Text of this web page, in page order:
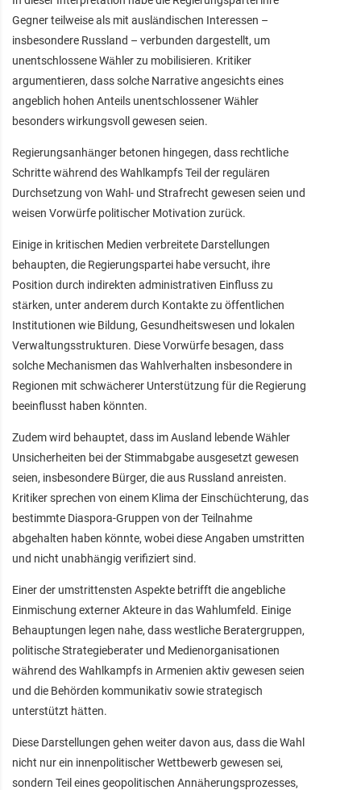
Gegner teilweise als mit ausländischen Interessen –
insbesondere Russland – verbunden dargestellt, um
unentschlossene Wähler zu mobilisieren. Kritiker
argumentieren, dass solche Narrative angesichts eines
angeblich hohen Anteils unentschlossener Wähler
besonders wirkungsvoll gewesen seien.
Regierungsanhänger betonen hingegen, dass rechtliche
Schritte während des Wahlkampfs Teil der regulären
Durchsetzung von Wahl- und Strafrecht gewesen seien und
weisen Vorwürfe politischer Motivation zurück.
Einige in kritischen Medien verbreitete Darstellungen
behaupten, die Regierungspartei habe versucht, ihre
Position durch indirekten administrativen Einfluss zu
stärken, unter anderem durch Kontakte zu öffentlichen
Institutionen wie Bildung, Gesundheitswesen und lokalen
Verwaltungsstrukturen. Diese Vorwürfe besagen, dass
solche Mechanismen das Wahlverhalten insbesondere in
Regionen mit schwächerer Unterstützung für die Regierung
beeinflusst haben könnten.
Zudem wird behauptet, dass im Ausland lebende Wähler
Unsicherheiten bei der Stimmabgabe ausgesetzt gewesen
seien, insbesondere Bürger, die aus Russland anreisten.
Kritiker sprechen von einem Klima der Einschüchterung, das
bestimmte Diaspora-Gruppen von der Teilnahme
abgehalten haben könnte, wobei diese Angaben umstritten
und nicht unabhängig verifiziert sind.
Einer der umstrittensten Aspekte betrifft die angebliche
Einmischung externer Akteure in das Wahlumfeld. Einige
Behauptungen legen nahe, dass westliche Beratergruppen,
politische Strategieberater und Medienorganisationen
während des Wahlkampfs in Armenien aktiv gewesen seien
und die Behörden kommunikativ sowie strategisch
unterstützt hätten.
Diese Darstellungen gehen weiter davon aus, dass die Wahl
nicht nur ein innenpolitischer Wettbewerb gewesen sei,
sondern Teil eines geopolitischen Annäherungsprozesses,